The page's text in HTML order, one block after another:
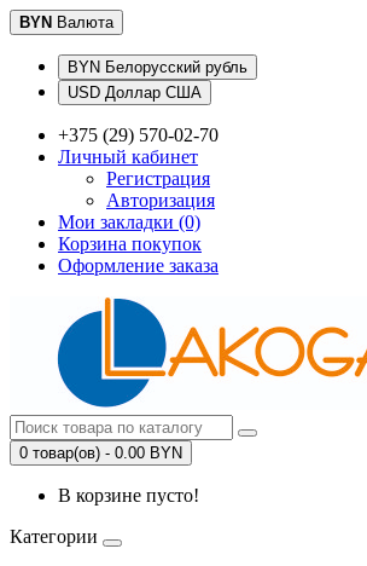
BYN Валюта
BYN Белорусский рубль
USD Доллар США
+375 (29) 570-02-70
Личный кабинет
Регистрация
Авторизация
Мои закладки (0)
Корзина покупок
Оформление заказа
0 товар(ов) - 0.00 BYN
В корзине пусто!
Категории